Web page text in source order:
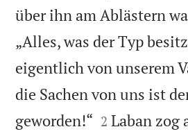
über ihn am Ablästern
„Alles, was der Typ
eigentlich von unserem
die Sachen von uns ist
geworden!“ 

2 Laban zog